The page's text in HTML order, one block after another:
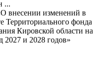
...
внесении изменений в
Территориального фонда
Кировской области на
2027 и 2028 годов»